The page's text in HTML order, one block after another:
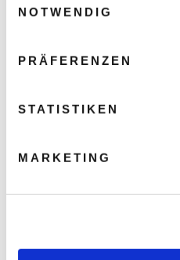
NOTWENDIG
PRÄFERENZEN
STATISTIKEN
MARKETING